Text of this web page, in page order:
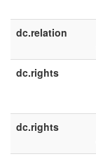
dc.relation
dc.rights
dc.rights